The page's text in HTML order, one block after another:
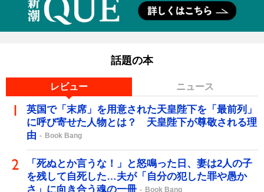
話題の本
レビュー ニュース
英国で「末席」を用意された天皇陛下を「最前列」
に呼び寄せた人物とは？ 天皇陛下が尊敬される理
由
Book Bang
「死ぬとか言うな！」と怒鳴った日、妻は2人の子
を残して自死した…夫が「自分の犯した罪や愚か
さ」に向き合う魂の一冊
Book Bang